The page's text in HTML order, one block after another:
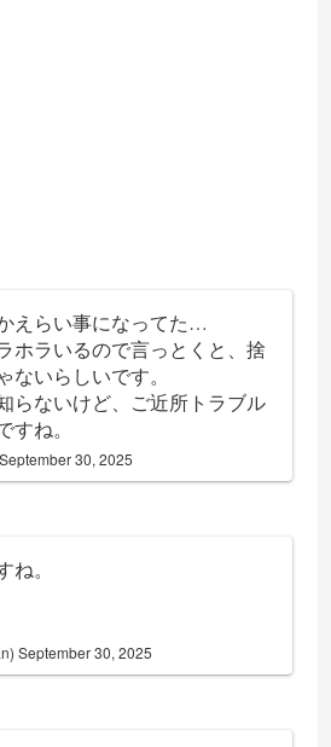
えらい事になってた…
ホラいるので言っとくと、捨
ないらしいです。
らないけど、ご近所トラブル
ね。
September 30, 2025
。
September 30, 2025